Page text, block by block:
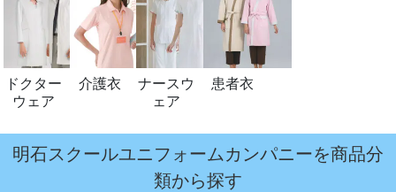
ドクター
ウェア
介護衣
ナースウ
ェア
患者衣
明石スクールユニフォームカンパニーを商品分
類から探す